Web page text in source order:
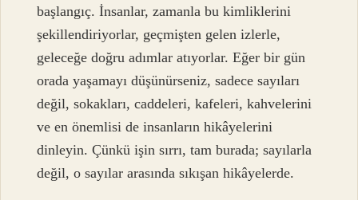
başlangıç. İnsanlar, zamanla bu kimliklerini
şekillendiriyorlar, geçmişten gelen izlerle,
geleceğe doğru adımlar atıyorlar. Eğer bir gün
orada yaşamayı düşünürseniz, sadece sayıları
değil, sokakları, caddeleri, kafeleri, kahvelerini
ve en önemlisi de insanların hikâyelerini
dinleyin. Çünkü işin sırrı, tam burada; sayılarla
değil, o sayılar arasında sıkışan hikâyelerde.